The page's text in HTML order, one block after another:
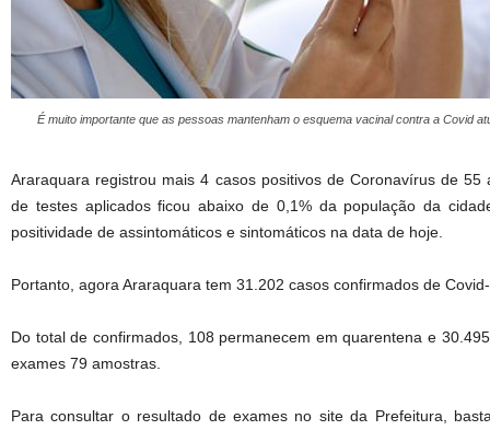
É muito importante que as pessoas mantenham o esquema vacinal contra a Covid
Araraquara registrou mais 4 casos positivos de Coronavírus de 55
de testes aplicados ficou abaixo de 0,1% da população da
positividade de assintomáticos e sintomáticos na data de hoje.
Portanto, agora Araraquara tem 31.202 casos confirmados de
Do total de confirmados, 108 permanecem em quarentena e
exames 79 amostras.
Para consultar o resultado de exames no site da Prefeitura,